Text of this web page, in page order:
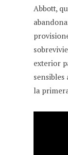
Abbott,
exterior
la